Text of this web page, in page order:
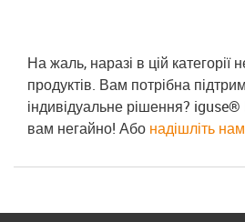
На жаль, наразі в цій категорії
продуктів. Вам потрібна
індивідуальне рішення?
вам негайно! Або надішліть